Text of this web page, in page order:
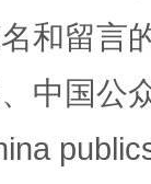
规模
和留言
中国公